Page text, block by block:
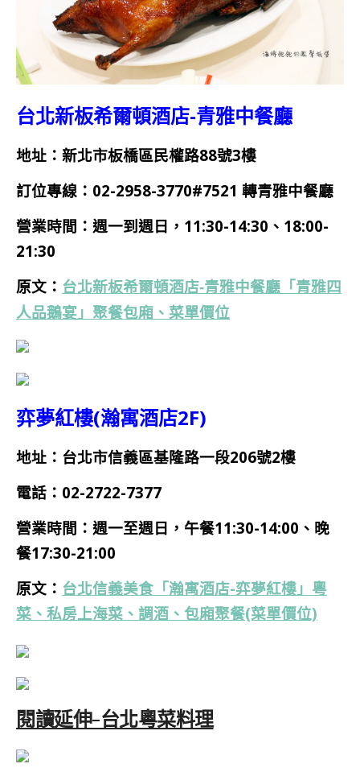
台北新板希爾頓酒店-青雅中餐廳
地址：新北市板橋區民權路88號3樓
訂位專線：02-2958-3770#7521 轉青雅中餐廳
營業時間：週一到週日， 11:30-14:30、18:00-
21:30
原文： 台北新板希爾頓酒店-青雅中餐廳「青雅四
人品鵝宴」聚餐包廂、菜單價位
弈夢紅樓(瀚寓酒店2F)
地址：台北市信義區基隆路一段206號2樓
電話：02-2722-7377
營業時間： 週一至週日，午餐11:30-14:00、晚
餐17:30-21:00
原文： 台北信義美食「瀚寓酒店-弈夢紅樓」粵
菜、私房上海菜、調酒、包廂聚餐(菜單價位)
閱讀延伸-台北粵菜料理